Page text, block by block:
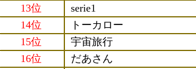
13位
serie1
14位
トーカロー
15位
宇宙旅行
16位
だあさん